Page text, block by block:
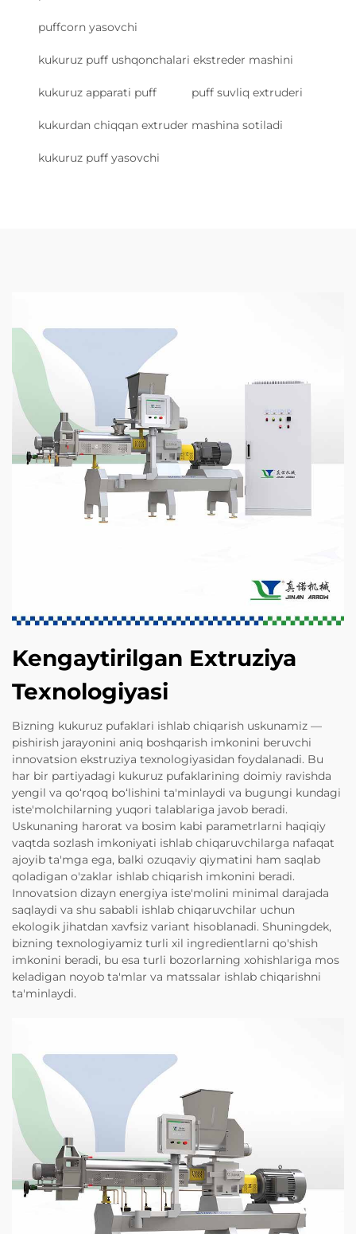
puffcorn yasovchi
kukuruz puff ushqonchalari ekstreder mashini
kukuruz apparati puff puff suvliq extruderi
kukurdan chiqqan extruder mashina sotiladi
kukuruz puff yasovchi
Kengaytirilgan Extruziya
Texnologiyasi
Bizning kukuruz pufaklari ishlab chiqarish uskunamiz —
pishirish jarayonini aniq boshqarish imkonini beruvchi
innovatsion ekstruziya texnologiyasidan foydalanadi. Bu
har bir partiyadagi kukuruz pufaklarining doimiy ravishda
yengil va qo‘rqoq bo‘lishini ta'minlaydi va bugungi kundagi
iste'molchilarning yuqori talablariga javob beradi.
Uskunaning harorat va bosim kabi parametrlarni haqiqiy
vaqtda sozlash imkoniyati ishlab chiqaruvchilarga nafaqat
ajoyib ta'mga ega, balki ozuqaviy qiymatini ham saqlab
qoladigan o'zaklar ishlab chiqarish imkonini beradi.
Innovatsion dizayn energiya iste'molini minimal darajada
saqlaydi va shu sababli ishlab chiqaruvchilar uchun
ekologik jihatdan xavfsiz variant hisoblanadi. Shuningdek,
bizning texnologiyamiz turli xil ingredientlarni qo'shish
imkonini beradi, bu esa turli bozorlarning xohishlariga mos
keladigan noyob ta'mlar va matssalar ishlab chiqarishni
ta'minlaydi.